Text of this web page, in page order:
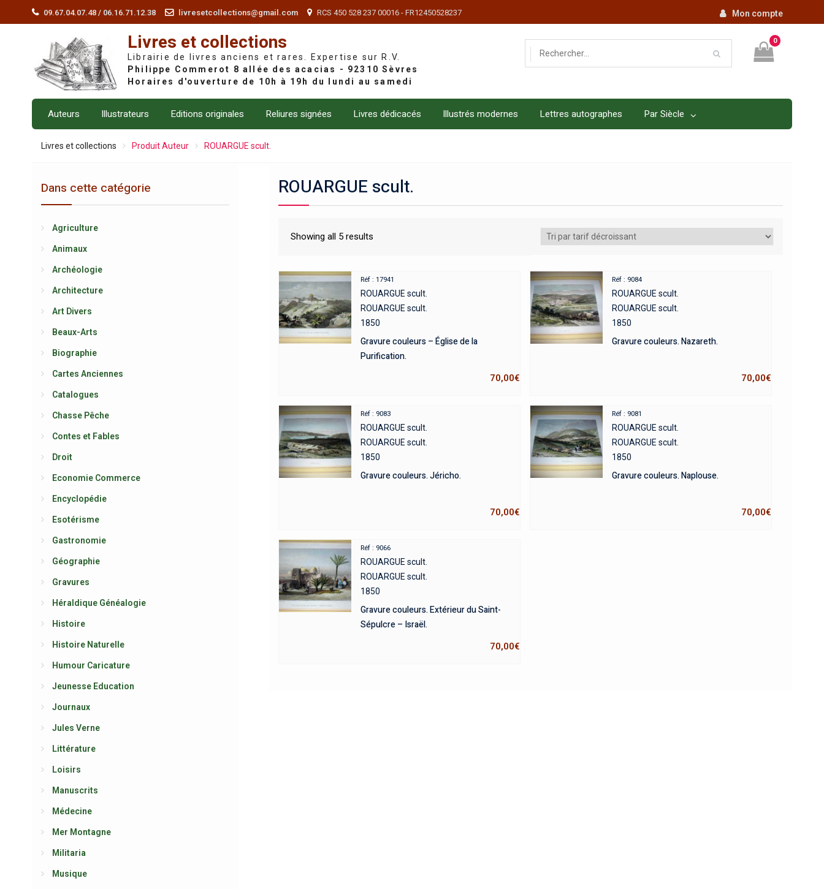
09.67.04.07.48 / 06.16.71.12.38 livresetcollections@gmail.com RCS 450 528 237 00016 - FR12450528237 Mon compte
Livres et collections
Librairie de livres anciens et rares. Expertise sur R.V.
0
Auteurs Illustrateurs Editions originales Reliures signées Livres dédicacés Illustrés modernes Lettres autographes Par Siècle
Livres et collections Produit Auteur ROUARGUE scult.
ROUARGUE scult.
Showing all 5 results
Réf : 17941
ROUARGUE scult.
ROUARGUE scult.
1850
Gravure couleurs – Église de la
Purification.
70,00€
Réf : 9084
ROUARGUE scult.
ROUARGUE scult.
1850
Gravure couleurs. Nazareth.
70,00€
Réf : 9083
ROUARGUE scult.
ROUARGUE scult.
1850
Gravure couleurs. Jéricho.
70,00€
Réf : 9081
ROUARGUE scult.
ROUARGUE scult.
1850
Gravure couleurs. Naplouse.
70,00€
Réf : 9066
ROUARGUE scult.
ROUARGUE scult.
1850
Gravure couleurs. Extérieur du Saint-
Sépulcre – Israël.
70,00€
Dans cette catégorie
Agriculture
Animaux
Archéologie
Architecture
Art Divers
Beaux-Arts
Biographie
Cartes Anciennes
Catalogues
Chasse Pêche
Contes et Fables
Droit
Economie Commerce
Encyclopédie
Esotérisme
Gastronomie
Géographie
Gravures
Héraldique Généalogie
Histoire
Histoire Naturelle
Humour Caricature
Jeunesse Education
Journaux
Jules Verne
Littérature
Loisirs
Manuscrits
Médecine
Mer Montagne
Militaria
Musique